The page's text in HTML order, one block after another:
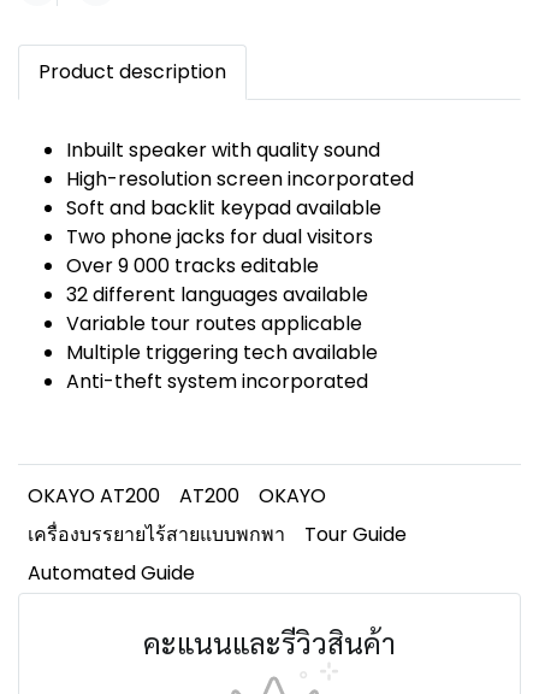
Product description
Inbuilt speaker with quality sound
High-resolution screen incorporated
Soft and backlit keypad available
Two phone jacks for dual visitors
Over 9 000 tracks editable
32 different languages available
Variable tour routes applicable
Multiple triggering tech available
Anti-theft system incorporated
OKAYO AT200 AT200
OKAYO
เครื่องบรรยายไร้สายแบบพกพา
Tour Guide
Automated Guide
คะแนนและรีวิวสินค้า